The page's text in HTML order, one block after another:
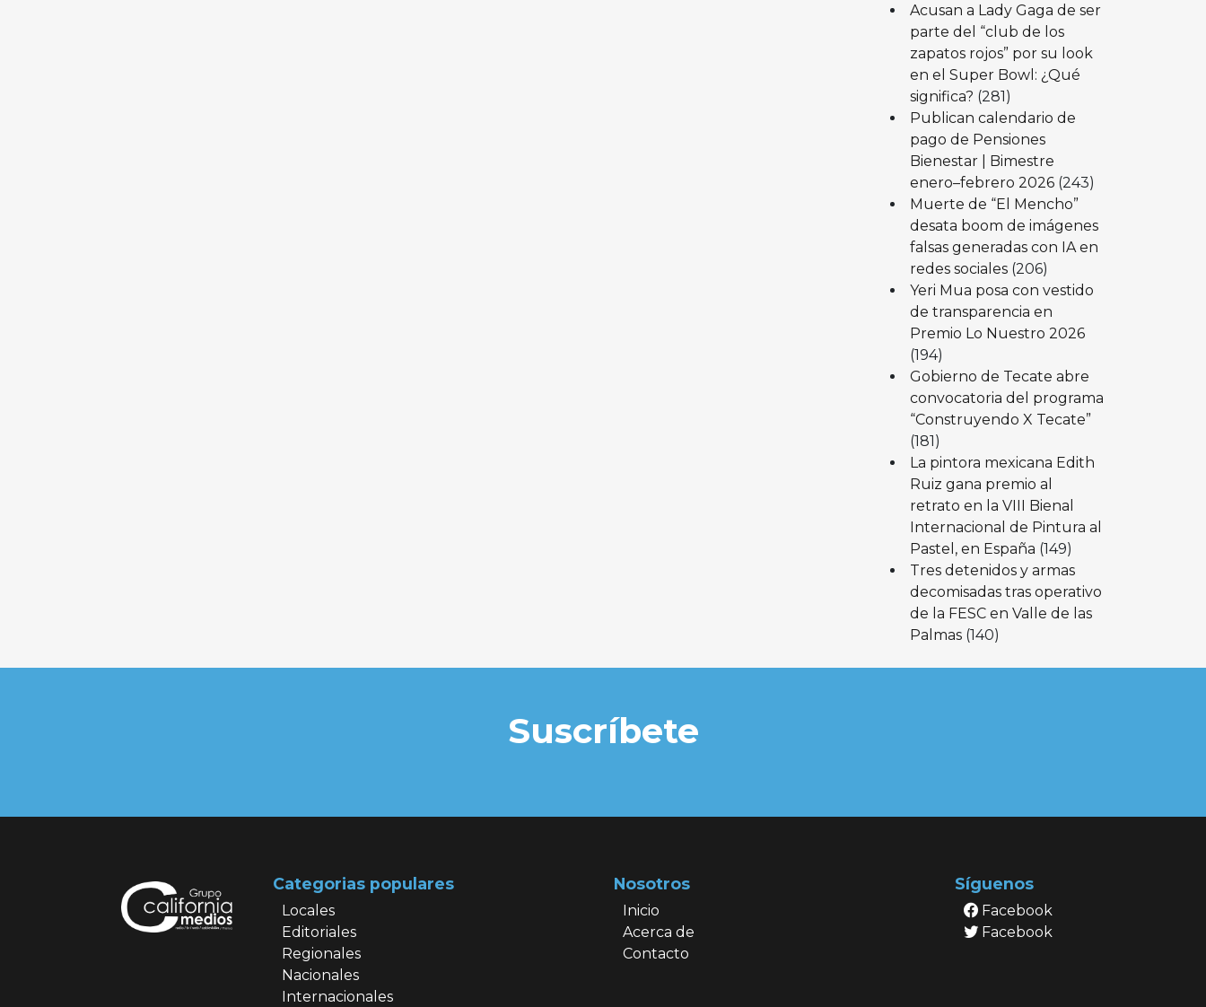
Acusan a Lady Gaga de ser
parte del “club de los
zapatos rojos” por su look
en el Super Bowl: ¿Qué
significa? (281)
Publican calendario de
pago de Pensiones
Bienestar | Bimestre
enero–febrero 2026 (243)
Muerte de “El Mencho”
desata boom de imágenes
falsas generadas con IA en
redes sociales (206)
Yeri Mua posa con vestido
de transparencia en
Premio Lo Nuestro 2026
(194)
Gobierno de Tecate abre
convocatoria del programa
“Construyendo X Tecate”
(181)
La pintora mexicana Edith
Ruiz gana premio al
retrato en la VIII Bienal
Internacional de Pintura al
Pastel, en España (149)
Tres detenidos y armas
decomisadas tras operativo
de la FESC en Valle de las
Palmas (140)
Suscríbete
Categorias populares
Locales
Editoriales
Regionales
Nacionales
Internacionales
Nosotros
Inicio
Acerca de
Contacto
Síguenos
Facebook
Facebook